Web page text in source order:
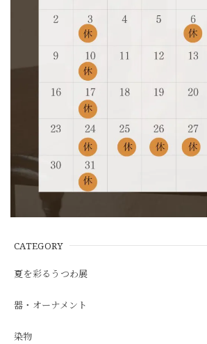
CATEGORY
夏を彩るうつわ展
器・オーナメント
染物